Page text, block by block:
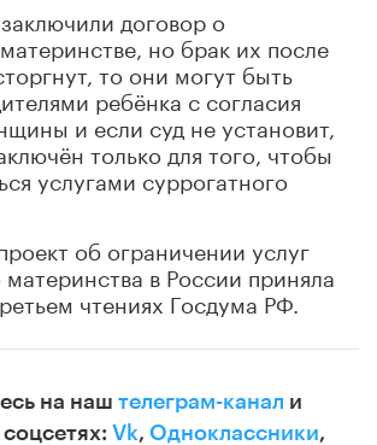
договор о
но брак их после
то они могут быть
ребёнка с согласия
и если суд не установит,
только для того, чтобы
услугами суррогатного
об ограничении услуг
материнства в России приняла
чтениях Госдума РФ.
на наш телеграм-канал и
Vk, Одноклассники,